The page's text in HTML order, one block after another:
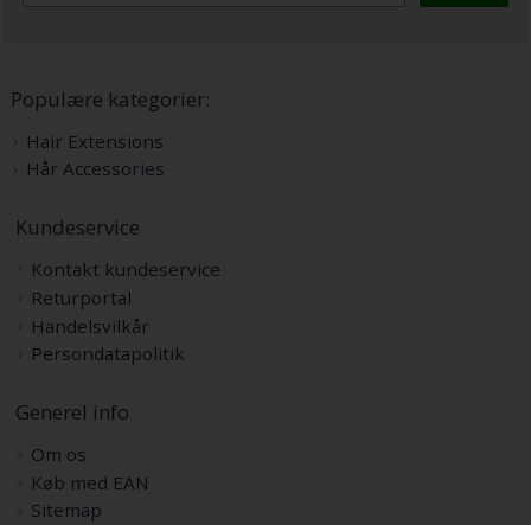
Populære kategorier:
Hair Extensions
Hår Accessories
Kundeservice
Kontakt kundeservice
Returportal
Handelsvilkår
Persondatapolitik
Generel info
Om os
Køb med EAN
Sitemap